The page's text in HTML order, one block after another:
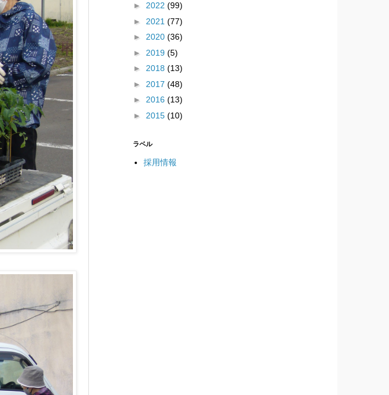
► 2022 (99)
► 2021 (77)
► 2020 (36)
► 2019 (5)
► 2018 (13)
► 2017 (48)
► 2016 (13)
► 2015 (10)
ラベル
採用情報